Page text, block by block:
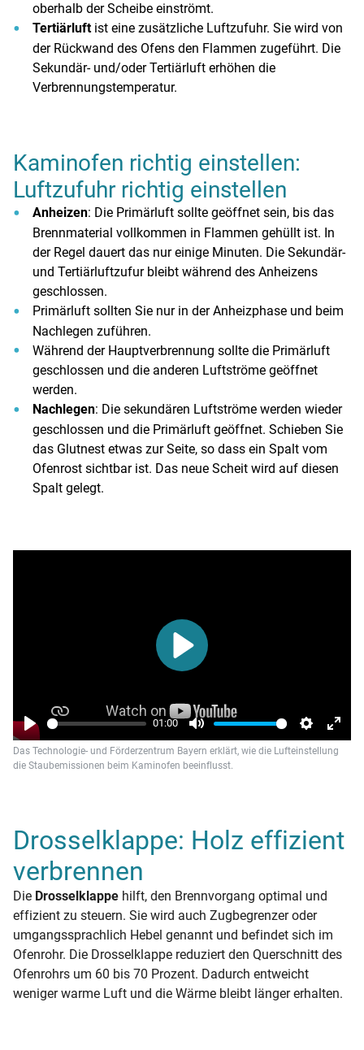
oberhalb der Scheibe einströmt.
Tertiärluftist eine zusätzliche Luftzufuhr. Sie wird von
der Rückwand des Ofens den Flammen zugeführt. Die
Sekundär- und/oder Tertiärluft erhöhen die
Verbrennungstemperatur.
Kaminofen richtig einstellen:
Luftzufuhr richtig einstellen
Anheizen: Die Primärluft sollte geöffnet sein, bis das
Brennmaterial vollkommen in Flammen gehüllt ist. In
der Regel dauert das nur einige Minuten. Die Sekundär-
und Tertiärluftzufur bleibt während des Anheizens
geschlossen.
Primärluft sollten Sie nur in der Anheizphase und beim
Nachlegen zuführen.
Während der Hauptverbrennung sollte die Primärluft
geschlossen und die anderen Luftströme geöffnet
werden.
Nachlegen: Die sekundären Luftströme werden wieder
geschlossen und die Primärluft geöffnet. Schieben Sie
das Glutnest etwas zur Seite, so dass ein Spalt vom
Ofenrost sichtbar ist. Das neue Scheit wird auf diesen
Spalt gelegt.
Play
01:00
Mute Settings
Enter
Play
Das Technologie- und Förderzentrum Bayern erklärt, wie die Lufteinstellung
die Staubemissionen beim Kaminofen beeinflusst.
Drosselklappe: Holz effizient
verbrennen
Die Drosselklappe hilft, den Brennvorgang optimal und
effizient zu steuern. Sie wird auch Zugbegrenzer oder
umgangssprachlich Hebel genannt und befindet sich im
Ofenrohr. Die Drosselklappe reduziert den Querschnitt des
Ofenrohrs um 60 bis 70 Prozent. Dadurch entweicht
weniger warme Luft und die Wärme bleibt länger erhalten.